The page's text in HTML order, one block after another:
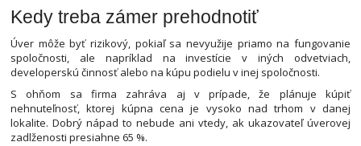
Kedy treba zámer prehodnotiť
Úver môže byť rizikový, pokiaľ sa nevyužije priamo na fungovanie
spoločnosti, ale napríklad na investície v iných odvetviach,
developerskú činnosť alebo na kúpu podielu v inej spoločnosti.
S ohňom sa firma zahráva aj v prípade, že plánuje kúpiť
nehnuteľnosť, ktorej kúpna cena je vysoko nad trhom v danej
lokalite. Dobrý nápad to nebude ani vtedy, ak ukazovateľ úverovej
zadlženosti presiahne 65 %.